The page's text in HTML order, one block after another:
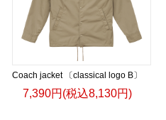
Coach jacket 〔classical logo B〕
7,390円(税込8,130円)